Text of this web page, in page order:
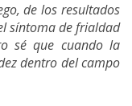
de los resultados
síntoma de frialdad
sé que cuando la
dentro del campo